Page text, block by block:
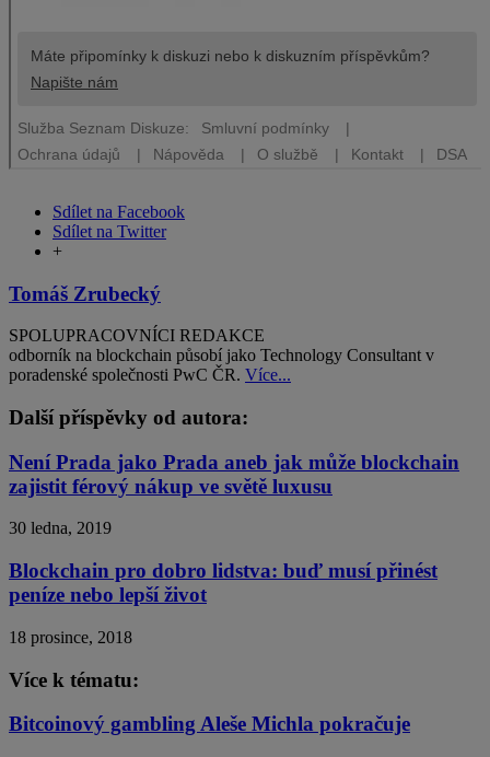
Sdílet na Facebook
Sdílet na Twitter
+
Tomáš Zrubecký
SPOLUPRACOVNÍCI REDAKCE
odborník na blockchain působí jako Technology Consultant v
poradenské společnosti PwC ČR. Více...
Další příspěvky od autora:
Není Prada jako Prada aneb jak může blockchain
zajistit férový nákup ve světě luxusu
30 ledna, 2019
Blockchain pro dobro lidstva: buď musí přinést
peníze nebo lepší život
18 prosince, 2018
Více k tématu:
Bitcoinový gambling Aleše Michla pokračuje